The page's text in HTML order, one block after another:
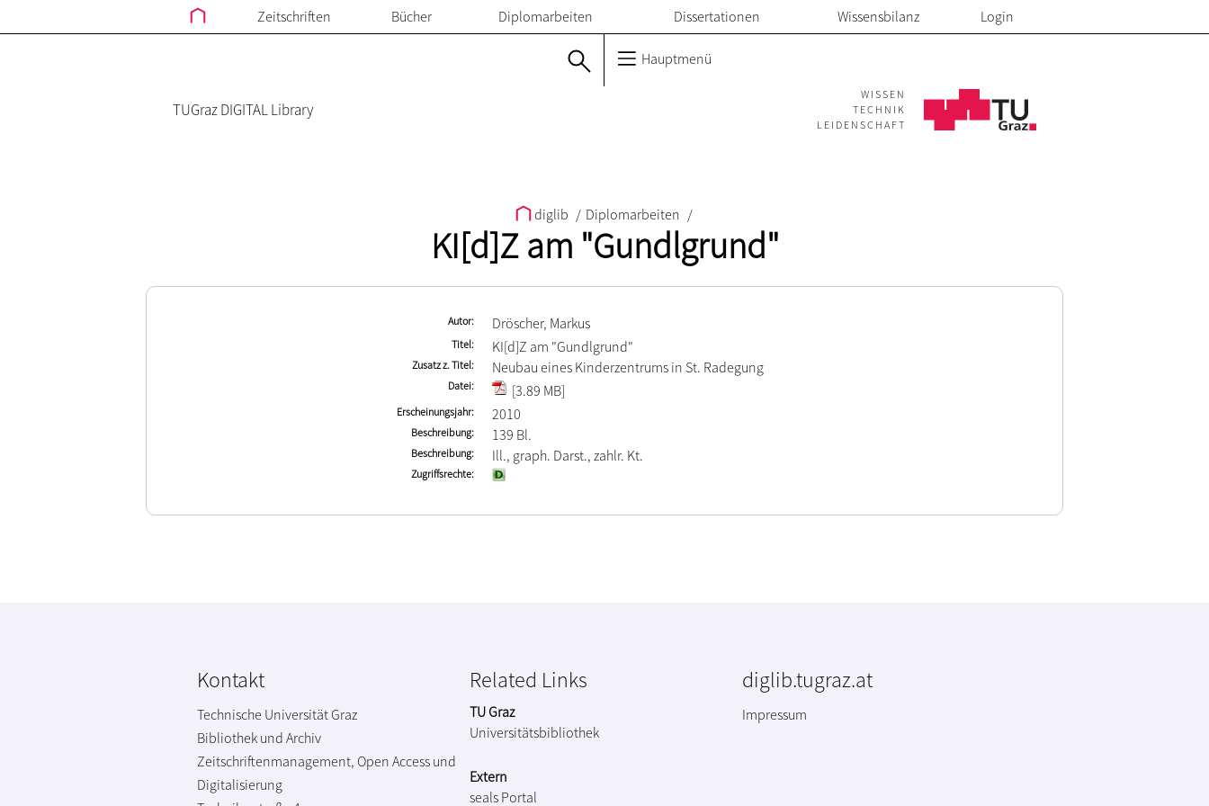
Zeitschriften Bücher Diplomarbeiten Dissertationen Wissensbilanz Login
Hauptmenü
TUGraz DIGITAL Library
WISSEN
TECHNIK
LEIDENSCHAFT
diglib / Diplomarbeiten /
KI[d]Z am "Gundlgrund"
Autor Dröscher, Markus
Titel KI[d]Z am "Gundlgrund"
Zusatz z. Titel Neubau eines Kinderzentrums in St. Radegung
Datei [3.89 MB]
Erscheinungsjahr 2010
Beschreibung 139 Bl.
Beschreibung Ill., graph. Darst., zahlr. Kt.
Zugriffsrechte
Kontakt
Technische Universität Graz
Bibliothek und Archiv
Zeitschriftenmanagement, Open Access und
Digitalisierung
Related Links
TU Graz
Universitätsbibliothek
Extern
seals Portal
diglib.tugraz.at
Impressum